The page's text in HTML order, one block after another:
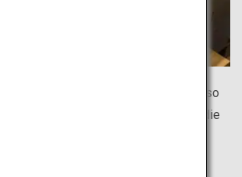
Märkte finden in ganz Japan statt, also
vorbei und freuen Sie sich über die
und eine Möglichkeit, die